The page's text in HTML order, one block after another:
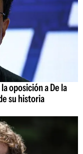
oposición a De la
su historia